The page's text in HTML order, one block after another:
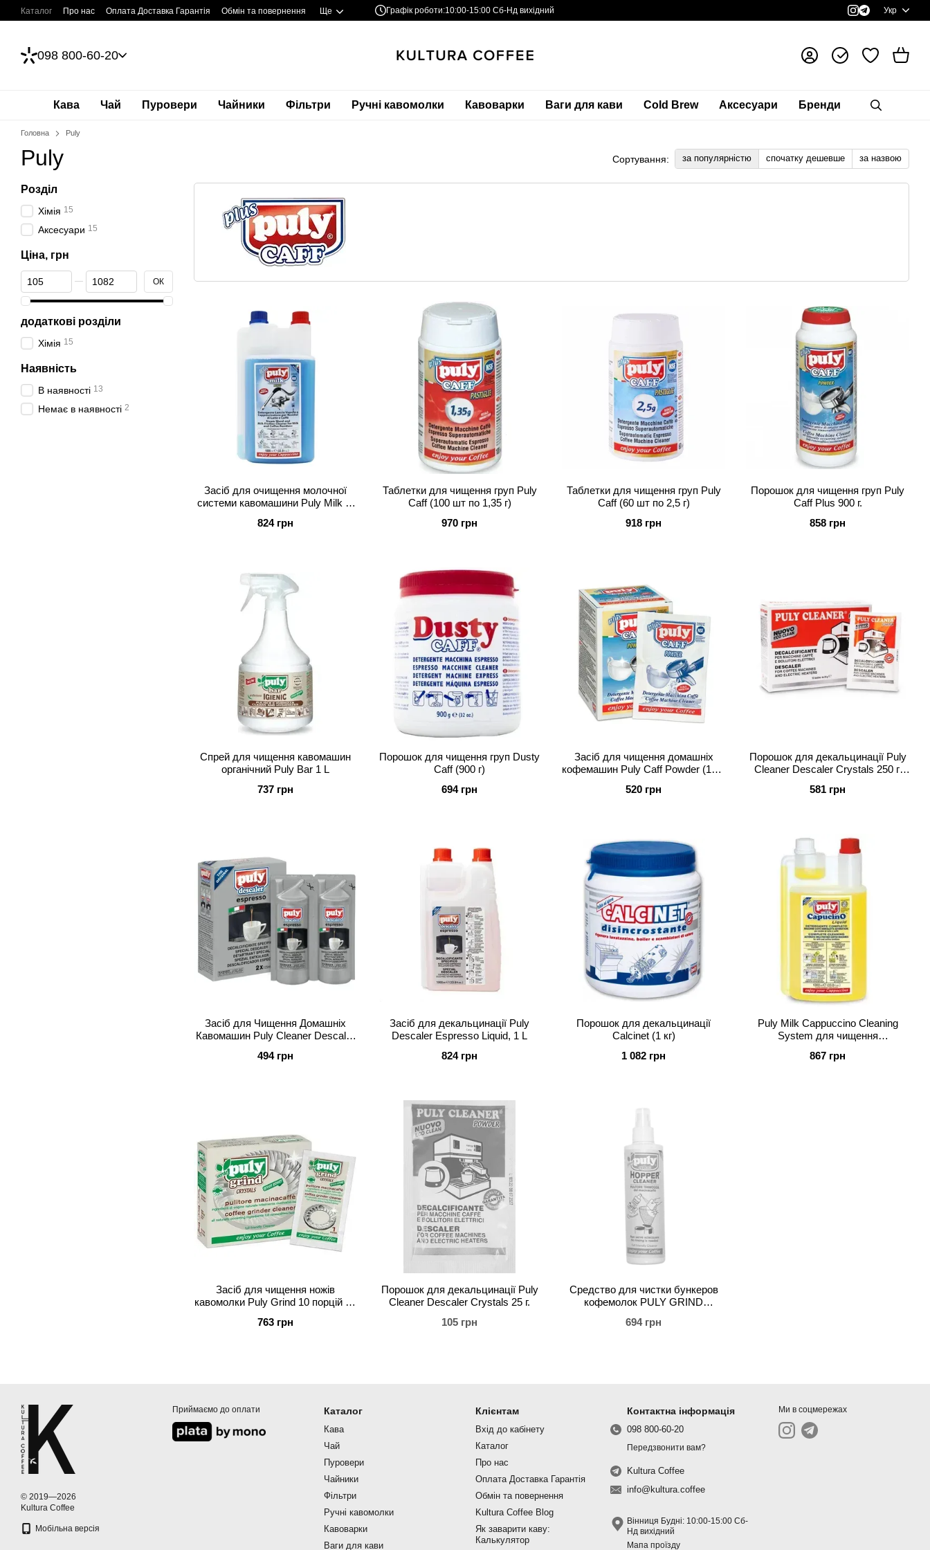
Перейти до основного контенту
Каталог Про нас Оплата Доставка Гарантія Обмін та повернення Ще Графік роботи:10:00-15:00 Сб-Нд вихідний Укр
098 800-60-20
Кава Чай Пуровери Чайники Фільтри Ручні кавомолки Кавоварки Ваги для кави Cold Brew Аксесуари Бренди
Головна Puly
Puly Сортування: за популярністю спочатку дешевше за назвою
Засіб для очищення молочної
системи кавомашини Puly Milk (1
824 грн
Таблетки для чищення груп Puly
Caff (100 шт по 1,35 г)
970 грн
Таблетки для чищення груп Puly
Caff (60 шт по 2,5 г)
918 грн
Порошок для чищення груп Puly
Caff Plus 900 г.
858 грн
Спрей для чищення кавомашин
органічний Puly Bar 1 L
737 грн
Порошок для чищення груп Dusty
Caff (900 г)
694 грн
Засіб для чищення домашніх
кофемашин Puly Caff Powder (10 x
520 грн
Порошок для декальцинації Puly
Cleaner Descaler Crystals 250 г.
581 грн
Засіб для Чищення Домашніх
Кавомашин Puly Cleaner Descaler
494 грн
Засіб для декальцинації Puly
Descaler Espresso Liquid, 1 L
824 грн
Порошок для декальцинації
Сalcinet (1 кг)
1 082 грн
Puly Milk Cappuccino Cleaning
System для чищення
867 грн
Засіб для чищення ножів
кавомолки Puly Grind 10 порцій по
763 грн
Порошок для декальцинації Puly
Cleaner Descaler Crystals 25 г.
105 грн
Средство для чистки бункеров
кофемолок PULY GRIND
694 грн
Розділ
Хімія 15
Аксесуари 15
Ціна, грн
Від Ціна, грн
До Ціна, грн ОК
додаткові розділи
Хімія 15
Наявність
В наявності 13
Немає в наявності 2
© 2019—2026
Kultura Coffee
Мобільна версія
Приймаємо до оплати Каталог
Кава
Чай
Пуровери
Чайники
Фільтри
Ручні кавомолки
Кавоварки
Ваги для кави
Клієнтам
Вхід до кабінету
Каталог
Про нас
Оплата Доставка Гарантія
Обмін та повернення
Kultura Coffee Blog
Як заварити каву:
Калькулятор
Контактна інформація
098 800-60-20
Передзвонити вам?
Kultura Coffee
info@kultura.coffee
Вінниця Будні: 10:00-15:00 Сб-
Нд вихідний
Мапа проїзду
Ми в соцмережах